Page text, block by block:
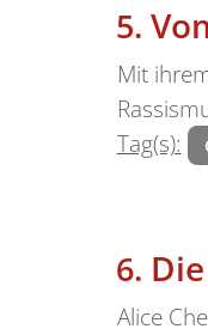
Mit
Tag(s):
Alice